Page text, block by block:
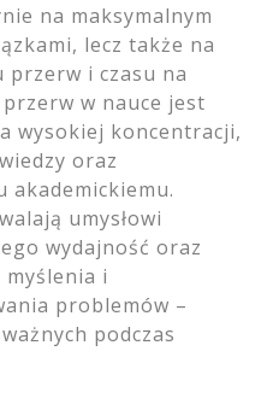
na maksymalnym
lecz także na
i czasu na
w nauce jest
wysokiej koncentracji,
oraz
akademickiemu.
umysłowi
wydajność oraz
i
problemów –
podczas